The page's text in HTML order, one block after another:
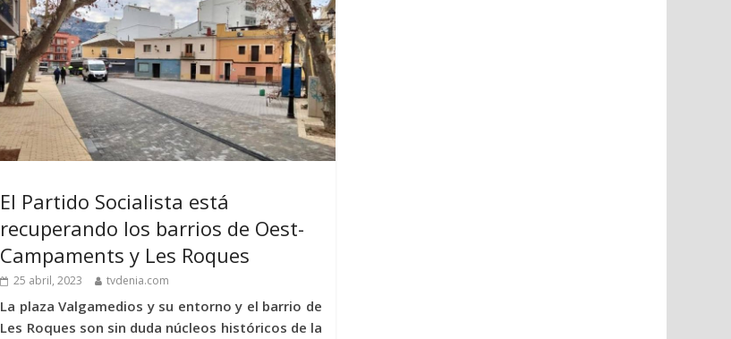
El Partido Socialista está
recuperando los barrios de Oest-
Campaments y Les Roques
25 abril, 2023 tvdenia.com
La plaza Valgamedios y su entorno y el barrio de
Les Roques son sin duda núcleos históricos de la